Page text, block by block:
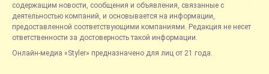
содержащим новости, сообщения и объявления, связанные с
деятельностью компаний, и основывается на информации,
предоставленной соответствующими компаниями. Редакция не несет
ответственности за достоверность такой информации.
Онлайн-медиа «Styler» предназначено для лиц от 21 года.